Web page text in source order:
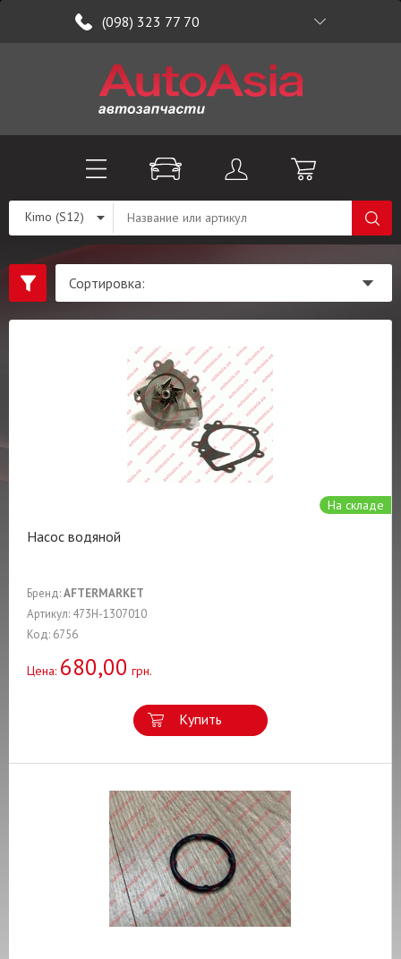
(098) 323 77 70
Kimo (S12)
На складе
Насос водяной
Бренд:AFTERMARKET
Артикул: 473H-1307010
Код: 6756
Цена: 680,00 грн.
Купить